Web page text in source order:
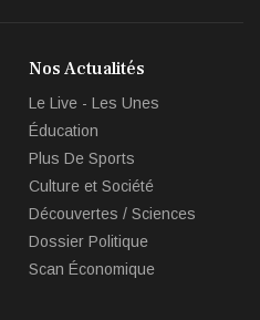
Nos Actualités
Le Live - Les Unes
Éducation
Plus De Sports
Culture et Société
Découvertes / Sciences
Dossier Politique
Scan Économique